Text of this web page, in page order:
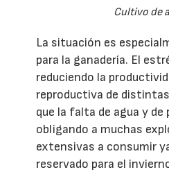
Cultivo de
La situación es
para la ganadería. El
reduciendo la
reproductiva de
que la falta de agua y
obligando a muchas
extensivas a consumir
reservado para el